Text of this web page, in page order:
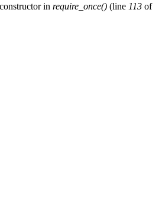
in require_once() (line 113 of